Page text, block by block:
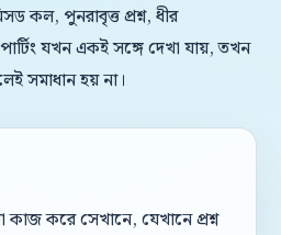
কল, পুনরাবৃত্ত প্রশ্ন, ধীর
যখন একই সঙ্গে দেখা যায়, তখন
সমাধান হয় না।
করে সেখানে, যেখানে প্রশ্ন